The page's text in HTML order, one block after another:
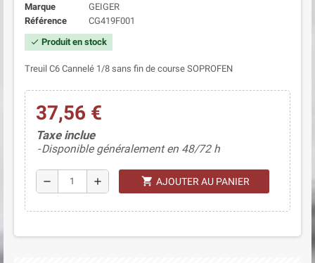
Marque
GEIGER
Référence
CG419F001
check Produit en stock
Treuil C6 Cannelé 1/8 sans fin de course SOPROFEN
37,56 €
Taxe inclue
Disponible généralement en 48/72 h
remove add shopping_cart AJOUTER AU PANIER